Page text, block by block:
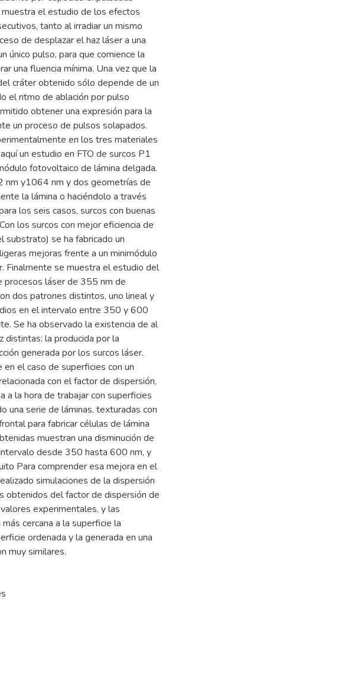
el estudio de los efectos
tanto al irradiar un mismo
de desplazar el haz láser a una
único pulso, para que comience la
una fluencia mínima. Una vez que la
cráter obtenido sólo depende de un
el ritmo de ablación por pulso
obtener una expresión para la
un proceso de pulsos solapados.
en los tres materiales
un estudio en FTO de surcos P1
fotovoltaico de lámina delgada.
nm y1064 nm y dos geometrías de
la lámina o haciéndolo a través
los seis casos, surcos con buenas
los surcos con mejor eficiencia de
substrato) se ha fabricado un
mejoras frente a un minimódulo
Finalmente se muestra el estudio del
procesos láser de 355 nm de
dos patrones distintos, uno lineal y
en el intervalo entre 350 y 600
Se ha observado la existencia de al
la producida por la
generada por los surcos láser.
el caso de superficies con un
con el factor de dispersión,
a la hora de trabajar con superficies
una serie de láminas, texturadas con
para fabricar células de lámina
muestran una disminución de
desde 350 hasta 600 nm, y
Para comprender esa mejora en el
simulaciones de la dispersión
obtenidos del factor de dispersión de
experimentales, y las
cercana a la superficie la
ordenada y la generada en una
muy similares.